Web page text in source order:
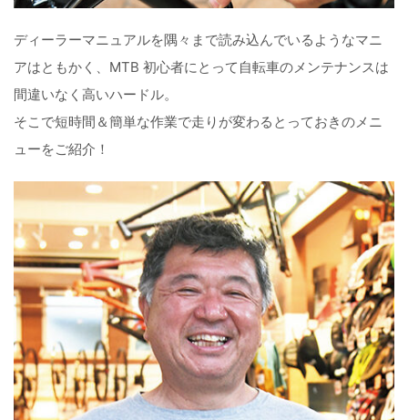
ディーラーマニュアルを隅々まで読み込んでいるようなマニ
アはともかく、MTB 初心者にとって自転車のメンテナンスは
間違いなく高いハードル。
そこで短時間＆簡単な作業で走りが変わるとっておきのメニ
ューをご紹介！